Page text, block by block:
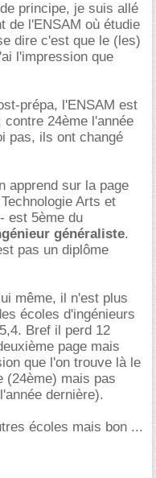
principe, je suis allé
de l'ENSAM où étudie
dire c'est que le (les)
l'impression que
prépa, l'ENSAM est
24ème l'année
pas, ils ont changé
apprend sur la page
Arts et
- est 5ème du
généraliste.
pas un diplôme
même, il n'est plus
écoles d'ingénieurs
Bref il perd 12
page mais
que l'on trouve là le
(24ème) mais pas
dernière).
écoles mais bon ...